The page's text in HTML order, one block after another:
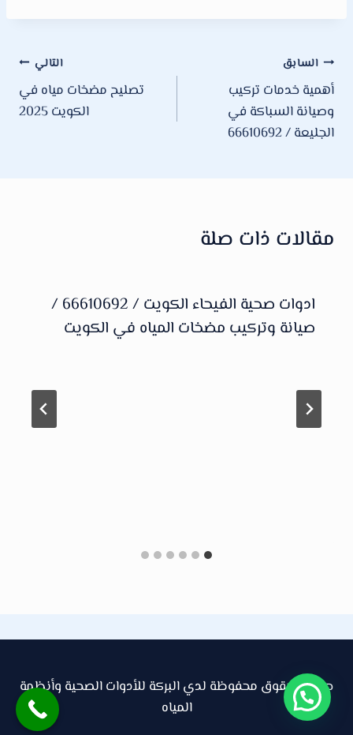
تصفّح
المقالات
السابق
أهمية خدمات تركيب
وصيانة السباكة في
الجليعة / 66610692
التالي
تصليح مضخات مياه في
الكويت 2025
مقالات ذات صلة
ادوات صحية الفيحاء الكويت / 66610692 /
صيانة وتركيب مضخات المياه في الكويت
جميع الحقوق محفوظة لدي البركة للأدوات الصحية وأنظمة
المياه